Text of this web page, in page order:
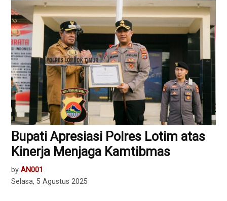
Bupati Apresiasi Polres Lotim atas
Kinerja Menjaga Kamtibmas
by AN001
Selasa, 5 Agustus 2025